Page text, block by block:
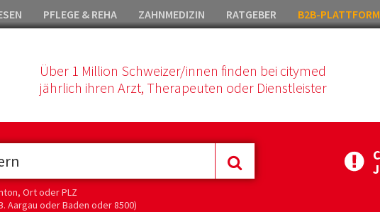
PFLEGE & REHA ZAHNMEDIZIN RATGEBER B2B-PLATTFORM
Über 1 Million Schweizer/innen finden bei citymed
jährlich ihren Arzt, Therapeuten oder Dienstleister
Ort oder PLZ
Aargau oder Baden oder 8500)